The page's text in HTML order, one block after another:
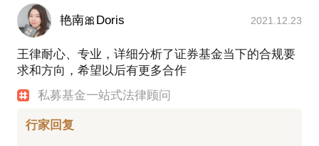
艳南🎀Doris 2021.12.23
王律耐心、专业，详细分析了证券基金当下的合规要
求和方向，希望以后有更多合作
私募基金一站式法律顾问
行家回复